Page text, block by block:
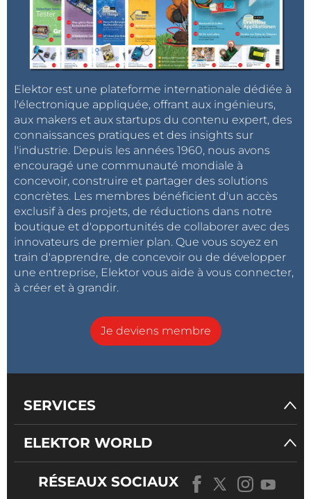
Elektor est une plateforme internationale dédiée à
l'électronique appliquée, offrant aux ingénieurs,
aux makers et aux startups du contenu expert, des
connaissances pratiques et des insights sur
l'industrie. Depuis les années 1960, nous avons
encouragé une communauté mondiale à
concevoir, construire et partager des solutions
concrètes. Les membres bénéficient d'un accès
exclusif à des projets, de réductions dans notre
boutique et d'opportunités de collaborer avec des
innovateurs de premier plan. Que vous soyez en
train d'apprendre, de concevoir ou de développer
une entreprise, Elektor vous aide à vous connecter,
à créer et à grandir.
Je deviens membre
SERVICES
ELEKTOR WORLD
RÉSEAUX SOCIAUX